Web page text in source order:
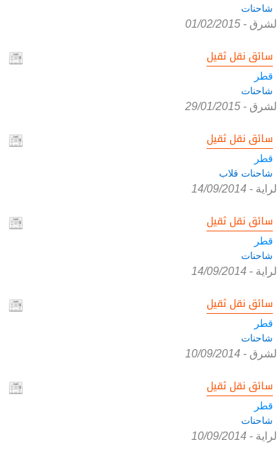
شاحنات
الشرق -
01/02/2015
سائق نقل ثقيل
قطر
شاحنات
الشرق -
29/01/2015
سائق نقل ثقيل
قطر
شاحنات قلاب
الراية -
14/09/2014
سائق نقل ثقيل
قطر
شاحنات
الراية -
14/09/2014
سائق نقل ثقيل
قطر
شاحنات
الشرق -
10/09/2014
سائق نقل ثقيل
قطر
شاحنات
الراية -
10/09/2014